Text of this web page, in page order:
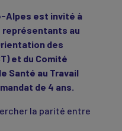
Alpes est invité à
représentants au
des
et du Comité
Santé au Travail
de 4 ans.
la parité entre